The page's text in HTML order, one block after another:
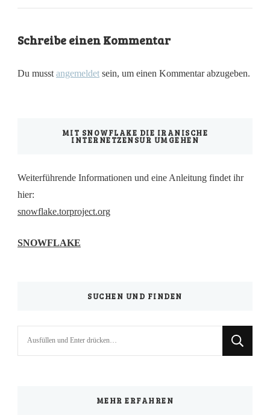
Schreibe einen Kommentar
Du musst angemeldet sein, um einen Kommentar abzugeben.
MIT SNOWFLAKE DIE IRANISCHE
INTERNETZENSUR UMGEHEN
Weiterführende Informationen und eine Anleitung findet ihr
hier:
snowflake.torproject.org
SNOWFLAKE
SUCHEN UND FINDEN
MEHR ERFAHREN